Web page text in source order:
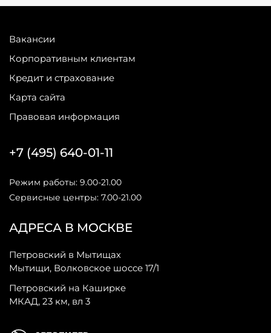
Вакансии
Корпоративным клиентам
Кредит и страхование
Карта сайта
Правовая информация
АДРЕСА В МОСКВЕ
Петровский в Мытищах
Мытищи, Волковское шоссе 17/1
Петровский на Каширке
МКАД, 23 км, вл 3
+7 (495) 640-01-11
Режим работы: 9.00-21.00
Сервисные центры: 7.00-21.00